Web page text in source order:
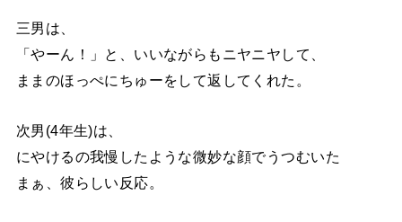
三男は、
「やーん！」と、いいながらもニヤニヤして、
ままのほっぺにちゅーをして返してくれた。
次男(4年生)は、
にやけるの我慢したような微妙な顔でうつむいた
まぁ、彼らしい反応。